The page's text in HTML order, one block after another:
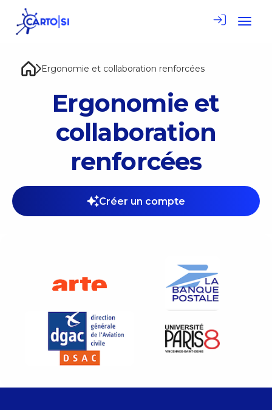
Ergonomie et collaboration renforcées
Ergonomie et
collaboration
renforcées
Créer un compte